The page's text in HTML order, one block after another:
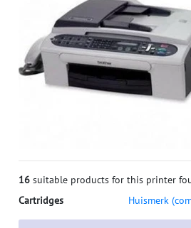
16 suitable products for this printer
Cartridges
Huismerk